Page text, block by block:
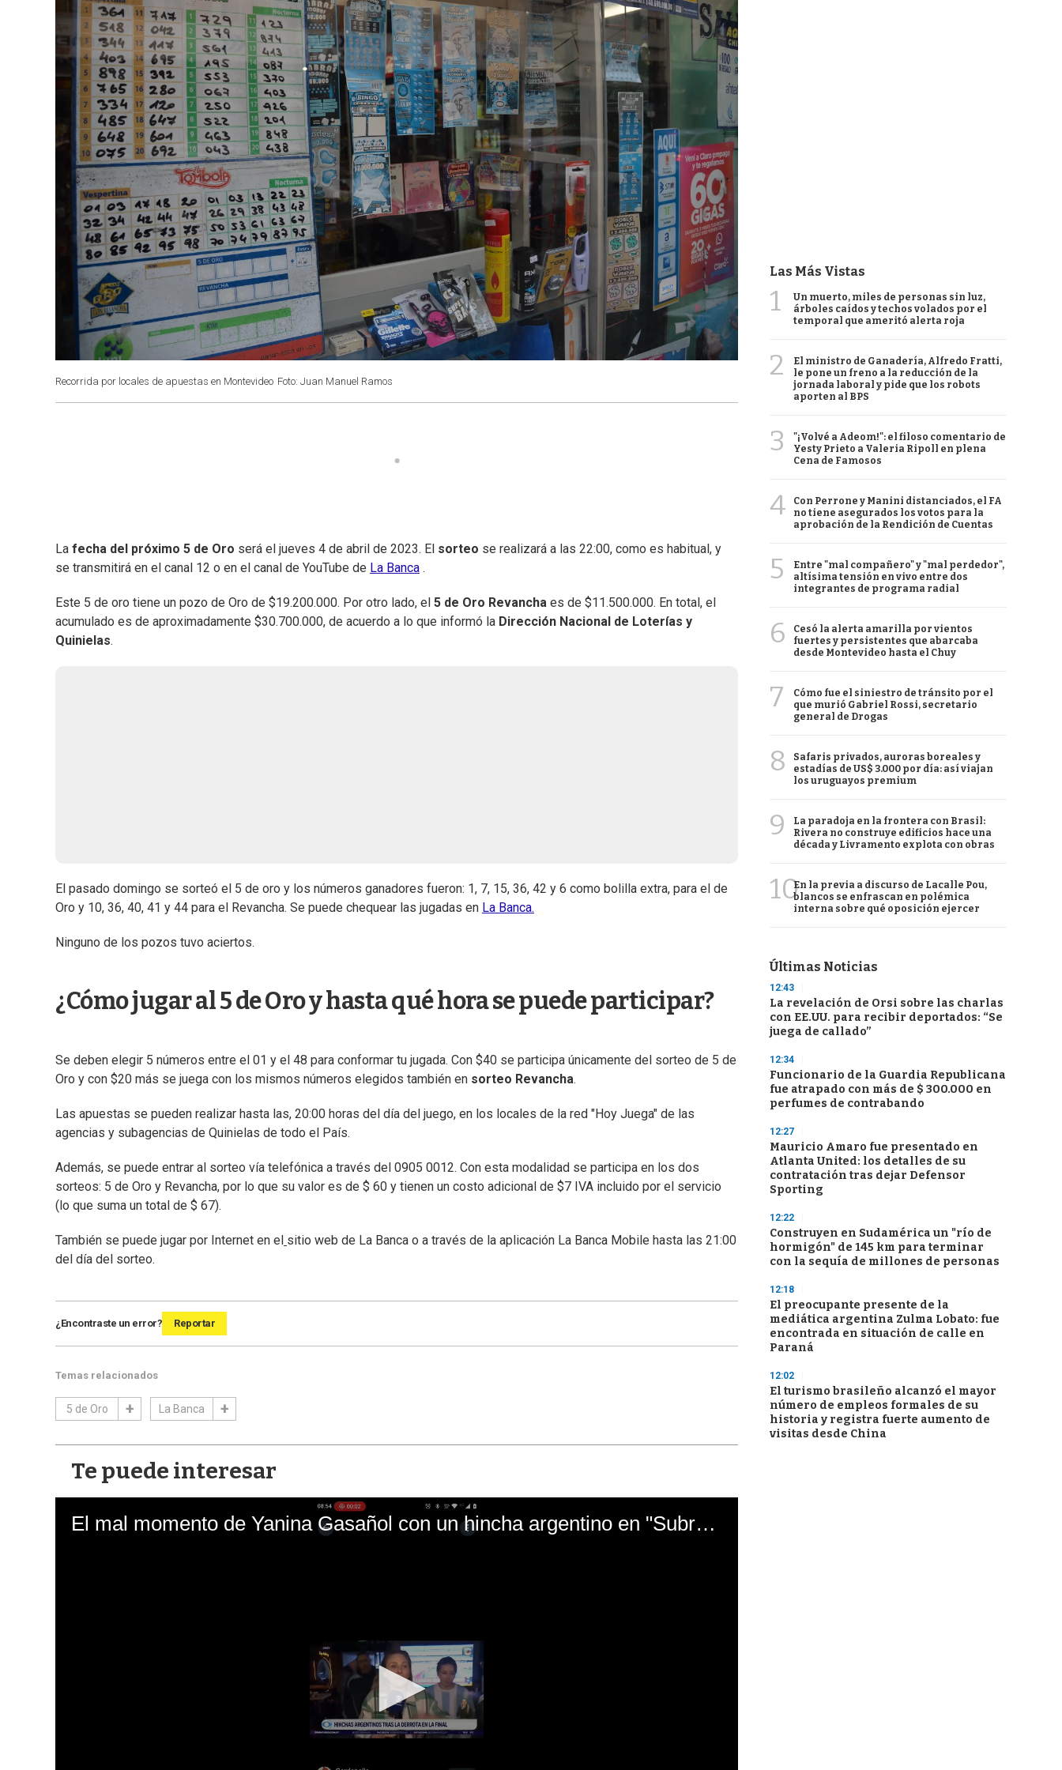
Recorrida por locales de apuestas en Montevideo Foto: Juan Manuel Ramos
La fecha del próximo 5 de Oro será el jueves 4 de abril de 2023. El sorteo se realizará a las 22:00, como es habitual, y
se transmitirá en el canal 12 o en el canal de YouTube de La Banca .
Este 5 de oro tiene un pozo de Oro de $19.200.000. Por otro lado, el 5 de Oro Revancha es de $11.500.000. En total, el
acumulado es de aproximadamente $30.700.000, de acuerdo a lo que informó la Dirección Nacional de Loterías y
Quinielas.
El pasado domingo se sorteó el 5 de oro y los números ganadores fueron: 1, 7, 15, 36, 42 y 6 como bolilla extra, para el de
Oro y 10, 36, 40, 41 y 44 para el Revancha. Se puede chequear las jugadas en La Banca.
Ninguno de los pozos tuvo aciertos.
¿Cómo jugar al 5 de Oro y hasta qué hora se puede participar?
Se deben elegir 5 números entre el 01 y el 48 para conformar tu jugada. Con $40 se participa únicamente del sorteo de 5 de
Oro y con $20 más se juega con los mismos números elegidos también en sorteo Revancha.
Las apuestas se pueden realizar hasta las, 20:00 horas del día del juego, en los locales de la red "Hoy Juega" de las
agencias y subagencias de Quinielas de todo el País.
Además, se puede entrar al sorteo vía telefónica a través del 0905 0012. Con esta modalidad se participa en los dos
sorteos: 5 de Oro y Revancha, por lo que su valor es de $ 60 y tienen un costo adicional de $7 IVA incluido por el servicio
(lo que suma un total de $ 67).
También se puede jugar por Internet en el sitio web de La Banca o a través de la aplicación La Banca Mobile hasta las 21:00
del día del sorteo.
¿Encontraste un error? Reportar
Temas relacionados
5 de Oro La Banca
Te puede interesar
El mal momento de Yanina Gasañol con un hincha argentino en "Subrayado"
Las Más Vistas
1
Un muerto, miles de personas sin luz,
árboles caídos y techos volados por el
temporal que ameritó alerta roja
2
El ministro de Ganadería, Alfredo Fratti,
le pone un freno a la reducción de la
jornada laboral y pide que los robots
aporten al BPS
3
"¡Volvé a Adeom!": el filoso comentario de
Yesty Prieto a Valeria Ripoll en plena
Cena de Famosos
4
Con Perrone y Manini distanciados, el FA
no tiene asegurados los votos para la
aprobación de la Rendición de Cuentas
5
Entre "mal compañero" y "mal perdedor",
altísima tensión en vivo entre dos
integrantes de programa radial
6
Cesó la alerta amarilla por vientos
fuertes y persistentes que abarcaba
desde Montevideo hasta el Chuy
7
Cómo fue el siniestro de tránsito por el
que murió Gabriel Rossi, secretario
general de Drogas
8
Safaris privados, auroras boreales y
estadías de US$ 3.000 por día: así viajan
los uruguayos premium
9
La paradoja en la frontera con Brasil:
Rivera no construye edificios hace una
década y Livramento explota con obras
10En la previa a discurso de Lacalle Pou,
blancos se enfrascan en polémica
interna sobre qué oposición ejercer
Últimas Noticias
12:43
La revelación de Orsi sobre las charlas
con EE.UU. para recibir deportados: “Se
juega de callado”
12:34
Funcionario de la Guardia Republicana
fue atrapado con más de $ 300.000 en
perfumes de contrabando
12:27
Mauricio Amaro fue presentado en
Atlanta United: los detalles de su
contratación tras dejar Defensor
Sporting
12:22
Construyen en Sudamérica un "río de
hormigón" de 145 km para terminar
con la sequía de millones de personas
12:18
El preocupante presente de la
mediática argentina Zulma Lobato: fue
encontrada en situación de calle en
Paraná
12:02
El turismo brasileño alcanzó el mayor
número de empleos formales de su
historia y registra fuerte aumento de
visitas desde China